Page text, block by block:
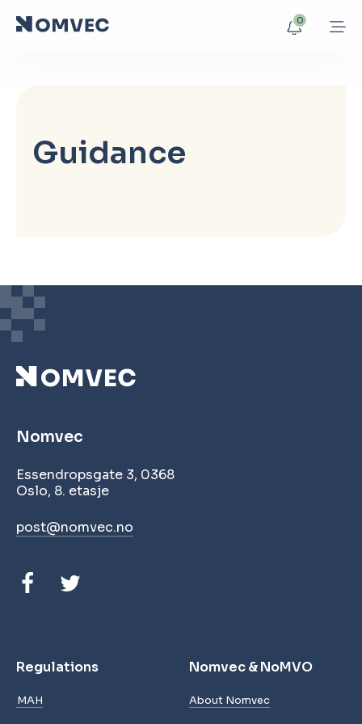
0
Guidance
Nomvec
Essendropsgate 3, 0368
Oslo, 8. etasje
post@nomvec.no
Regulations
MAH
Nomvec & NoMVO
About Nomvec